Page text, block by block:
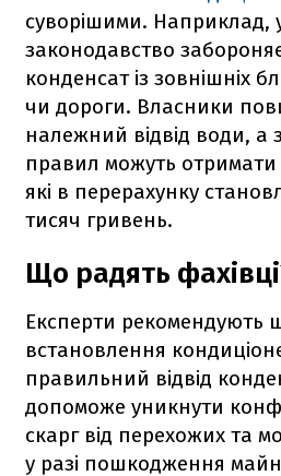
суворішими. Наприклад, у
законодавство
конденсат із зовнішніх
чи дороги. Власники
належний відвід води,
правил можуть
які в перерахунку
тисяч гривень.
Що радять
Експерти рекомендують
встановлення
правильний відвід
допоможе уникнути
скарг від перехожих та
у разі пошкодження